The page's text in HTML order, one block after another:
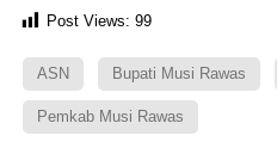
Post Views: 99
ASN Bupati Musi Rawas
Pemkab Musi Rawas